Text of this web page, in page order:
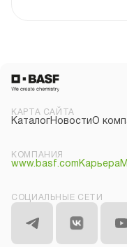
КАРТА САЙТА
КаталогНовостиО
КОМПАНИЯ
www.basf.com Карьера
СОЦИАЛЬНЫЕ СЕТИ